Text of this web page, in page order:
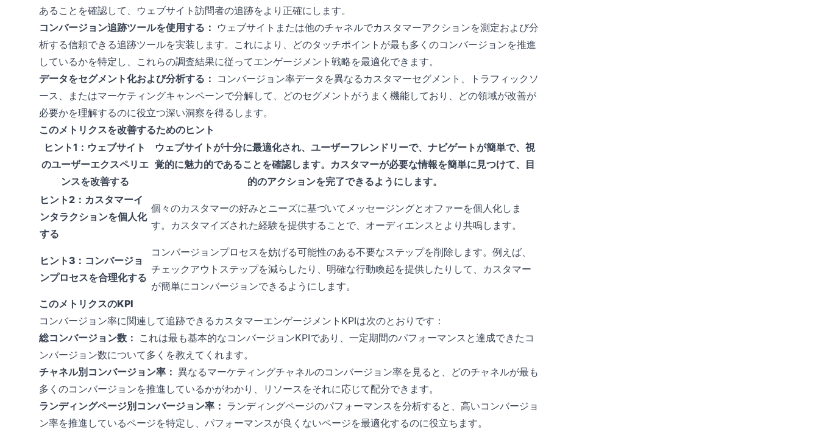
あることを確認して、ウェブサイト訪問者の追跡をより正確にします。
コンバージョン追跡ツールを使用する： ウェブサイトまたは他のチャネルでカスタマーアクションを測定および分
析する信頼できる追跡ツールを実装します。これにより、どのタッチポイントが最も多くのコンバージョンを推進
しているかを特定し、これらの調査結果に従ってエンゲージメント戦略を最適化できます。
データをセグメント化および分析する： コンバージョン率データを異なるカスタマーセグメント、トラフィックソ
ース、またはマーケティングキャンペーンで分解して、どのセグメントがうまく機能しており、どの領域が改善が
必要かを理解するのに役立つ深い洞察を得るします。
このメトリクスを改善するためのヒント
ヒント1：ウェブサイト
のユーザーエクスペリエ
ンスを改善する
ウェブサイトが十分に最適化され、ユーザーフレンドリーで、ナビゲートが簡単で、視
覚的に魅力的であることを確認します。カスタマーが必要な情報を簡単に見つけて、目
的のアクションを完了できるようにします。
ヒント2：カスタマーイ
ンタラクションを個人化
する
個々のカスタマーの好みとニーズに基づいてメッセージングとオファーを個人化しま
す。カスタマイズされた経験を提供することで、オーディエンスとより共鳴します。
ヒント3：コンバージョ
ンプロセスを合理化する
コンバージョンプロセスを妨げる可能性のある不要なステップを削除します。例えば、
チェックアウトステップを減らしたり、明確な行動喚起を提供したりして、カスタマー
が簡単にコンバージョンできるようにします。
このメトリクスのKPI
コンバージョン率に関連して追跡できるカスタマーエンゲージメントKPIは次のとおりです：
総コンバージョン数： これは最も基本的なコンバージョンKPIであり、一定期間のパフォーマンスと達成できたコ
ンバージョン数について多くを教えてくれます。
チャネル別コンバージョン率： 異なるマーケティングチャネルのコンバージョン率を見ると、どのチャネルが最も
多くのコンバージョンを推進しているかがわかり、リソースをそれに応じて配分できます。
ランディングページ別コンバージョン率： ランディングページのパフォーマンスを分析すると、高いコンバージョ
ン率を推進しているページを特定し、パフォーマンスが良くないページを最適化するのに役立ちます。